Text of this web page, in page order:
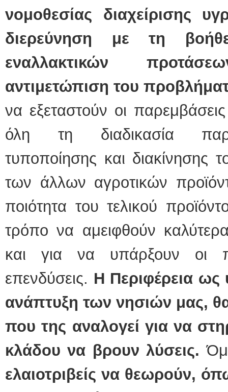
νομοθεσίας διαχείρισης
διερεύνηση με τη
εναλλακτικών
αντιμετώπιση του
να εξεταστούν οι
όλη τη διαδικασία
τυποποίησης και διακίνησης
των άλλων αγροτικών
ποιότητα του τελικού
τρόπο να αμειφθούν
και για να υπάρξουν οι
επενδύσεις. Η Περιφέρεια ως
ανάπτυξη των νησιών μας,
που της αναλογεί για να
κλάδου να βρουν λύσεις.
ελαιοτριβείς να θεωρούν,